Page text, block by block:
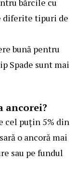
diferite tipuri de
bună pentru
Spade sunt mai
ancorei?
cel puțin 5% din
o ancoră mai
sau pe fundul